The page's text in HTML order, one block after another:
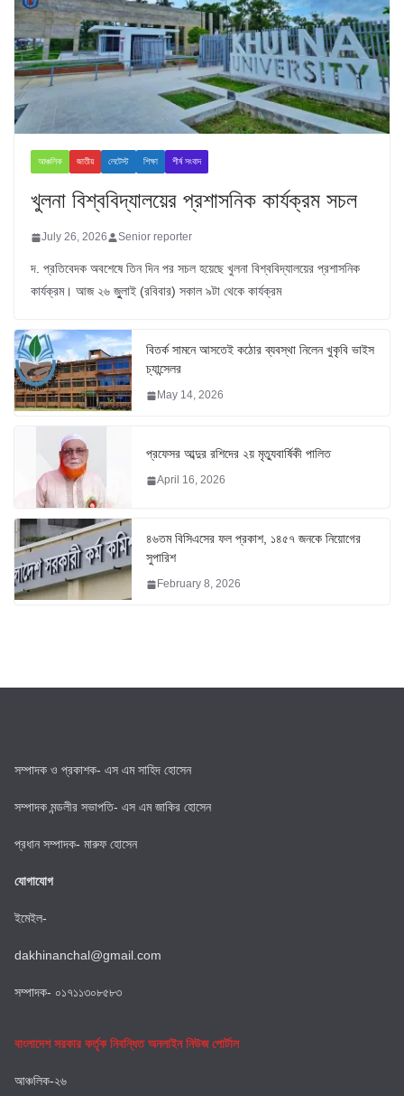
আঞ্চলিক জাতীয় লেটেস্ট শিক্ষা শীর্ষ সংবাদ
খুলনা বিশ্ববিদ্যালয়ের প্রশাসনিক কার্যক্রম সচল
July 26, 2026 Senior reporter
দ. প্রতিবেদক অবশেষে তিন দিন পর সচল হয়েছে খুলনা বিশ্ববিদ্যালয়ের প্রশাসনিক
কার্যক্রম। আজ ২৬ জুুলাই (রবিবার) সকাল ৯টা থেকে কার্যক্রম
বিতর্ক সামনে আসতেই কঠোর ব্যবস্থা নিলেন খুকৃবি ভাইস
চ্যান্সেলর
May 14, 2026
প্রফেসর আব্দুর রশিদের ২য় মৃত্যুবার্ষিকী পালিত
April 16, 2026
৪৬তম বিসিএসের ফল প্রকাশ, ১৪৫৭ জনকে নিয়োগের
সুপারিশ
February 8, 2026
সম্পাদক ও প্রকাশক- এস এম সাহিদ হোসেন
সম্পাদক মন্ডলীর সভাপতি- এস এম জাকির হোসেন
প্রধান সম্পাদক- মারুফ হোসেন
যোগাযোগ
ইমেইল-
dakhinanchal@gmail.com
সম্পাদক- ০১৭১১৩০৮৫৮৩
বাংলাদেশ সরকার কর্তৃক নিবন্ধিত অনলাইন নিউজ পোর্টাল
আঞ্চলিক-২৬